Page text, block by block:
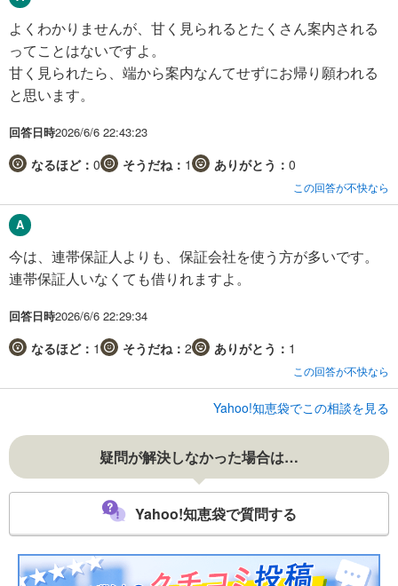
よくわかりませんが、甘く見られるとたくさん案内される
ってことはないですよ。
甘く見られたら、端から案内なんてせずにお帰り願われる
と思います。
回答日時2026/6/6 22:43:23
なるほど： 0 そうだね： 1 ありがとう： 0
この回答が不快なら
今は、連帯保証人よりも、保証会社を使う方が多いです。
連帯保証人いなくても借りれますよ。
回答日時2026/6/6 22:29:34
なるほど： 1 そうだね： 2 ありがとう： 1
この回答が不快なら
Yahoo!知恵袋でこの相談を見る
疑問が解決しなかった場合は…
Yahoo!知恵袋で質問する